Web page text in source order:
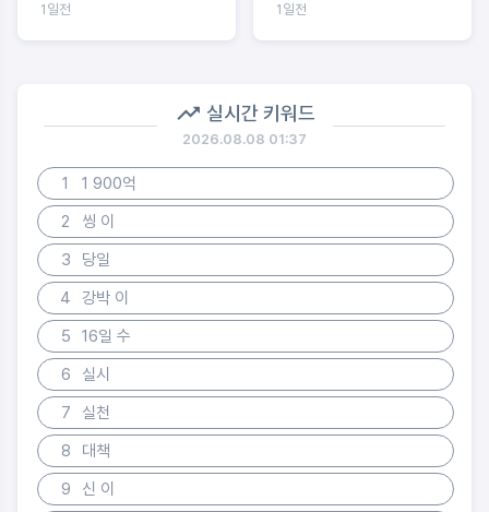
1일전 1일전
실시간 키워드
2026.08.08 01:37
1
1 900억
2
씽 이
3
당일
4
강박 이
5
16일 수
6
실시
7
실천
8
대책
9
신 이